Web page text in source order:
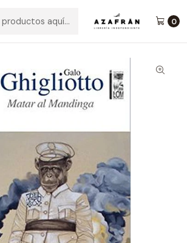
0
Literatura Chilena
Matar Al Mandinga